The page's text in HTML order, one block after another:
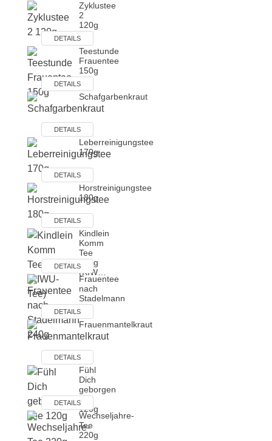
Zyklustee
2
120g
DETAILS
Teestunde
Frauentee
150g
DETAILS
Schafgarbenkraut
DETAILS
Leberreinigungstee
170g
DETAILS
Horstreinigungstee
180g
DETAILS
Kindlein
Komm
Tee
310g
(KIW…
DETAILS
Frauentee
nach
Stadelmann
2…
DETAILS
Frauenmantelkraut
DETAILS
Fühl
Dich
geborgen
Tee
120g
DETAILS
Wechseljahre-
Tee
220g